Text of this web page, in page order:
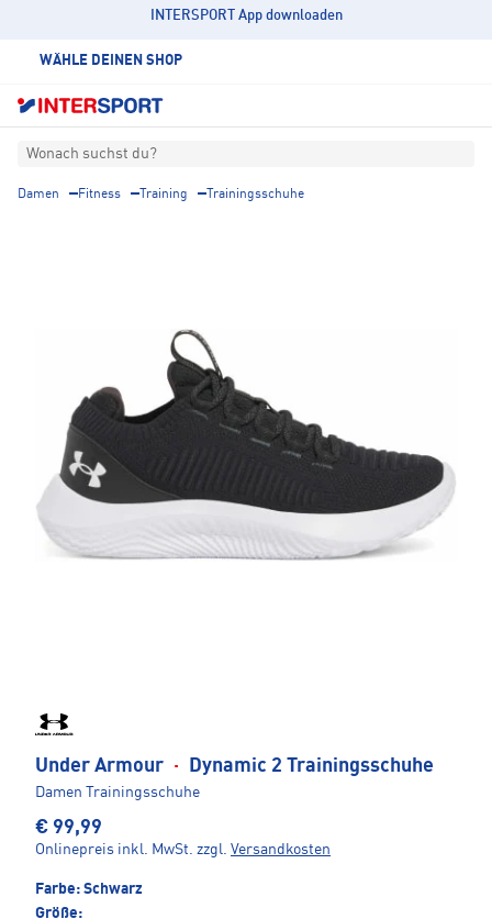
INTERSPORT App downloaden
WÄHLE DEINEN SHOP
Wonach suchst du?
Damen Fitness Training Trainingsschuhe
Under Armour · Dynamic 2 Trainingsschuhe
Damen Trainingsschuhe
€ 99,99
Onlinepreis inkl. MwSt. zzgl. Versandkosten
Farbe: Schwarz
Größe: